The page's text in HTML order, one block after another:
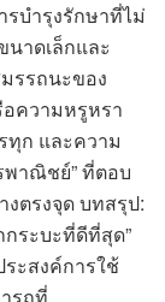
รบำรุงรักษาที่ไม่
าดเล็กและ
รรถนะของ
อความหรูหรา
ทุก และความ
พาณิชย์” ที่ตอบ
ตรงจุด บทสรุป:
ระบะที่ดีที่สุด”
ะสงค์การใช้